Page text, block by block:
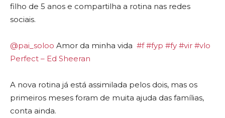
filho de 5 anos e compartilha a rotina nas redes
sociais.
@pai_soloo Amor da minha vida ️ #f #fyp #fy #vir #vlo
Perfect – Ed Sheeran
A nova rotina já está assimilada pelos dois, mas os
primeiros meses foram de muita ajuda das famílias,
conta ainda.